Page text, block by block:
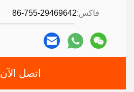
فاكس:86-755-29469642
اتصل الآن